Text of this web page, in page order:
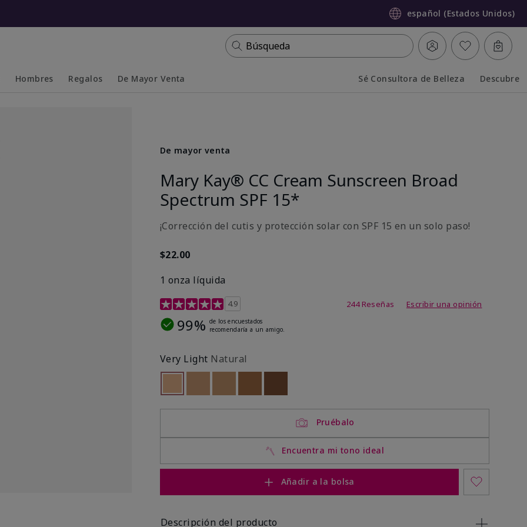
español (Estados Unidos)
Búsqueda
Hombres Regalos De Mayor Venta Sé Consultora de Belleza Descubre
De mayor venta
Mary Kay® CC Cream Sunscreen Broad
Spectrum SPF 15*
¡Corrección del cutis y protección solar con SPF 15 en un solo paso!
$22.00
1 onza líquida
Calificación de clientes de 3,7 de 5
4.9 244 Reseñas Escribir una opinión
99% de los encuestados
recomendaría a un amigo.
Very Light Natural
Pruébalo
Encuentra mi tono ideal
Añadir a la bolsa
Descripción del producto